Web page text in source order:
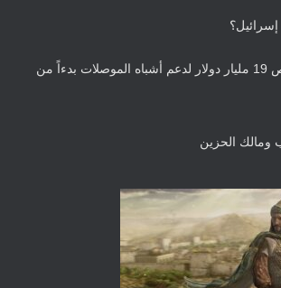
كوريا الجنوبية تخصص 19 مليار دولار لدعم أشباه الموصلات بدءاً من
ومالك الحزين